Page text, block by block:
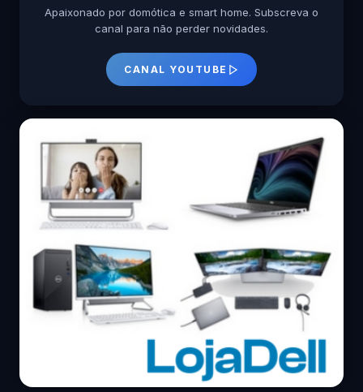
Apaixonado por domótica e smart home. Subscreva o
canal para não perder novidades.
CANAL YOUTUBE